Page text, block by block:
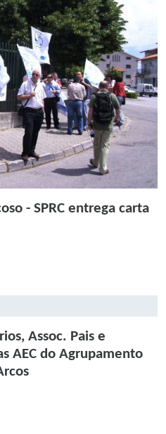
- SPRC entrega carta
Assoc. Pais e
AEC do Agrupamento